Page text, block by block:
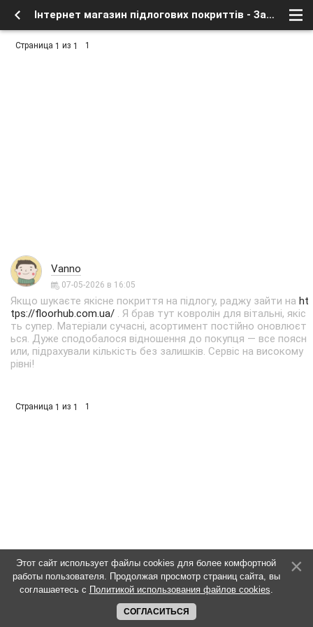
Інтернет магазин підлогових покриттів - Заработок в интернете, бесплатное в сети - Курилка - интересное в сети - Форум о спутниковом тв и интернете
Страница 1 из 1 1
Vanno
07-05-2026 в 16:05
Якщо шукаєте якісне покриття на підлогу, раджу зайти на ht
tps://floorhub.com.ua/ . Я брав тут ковролін для вітальні, якіс
ть супер. Матеріали сучасні, асортимент постійно оновлюєт
ься. Дуже сподобалося відношення до покупця — все поясн
или, підрахували кількість без залишків. Сервіс на високому
рівні!
Страница 1 из 1 1
Этот сайт использует файлы cookies для более комфортной
работы пользователя. Продолжая просмотр страниц сайта, вы
соглашаетесь с Политикой использования файлов cookies.
СОГЛАСИТЬСЯ